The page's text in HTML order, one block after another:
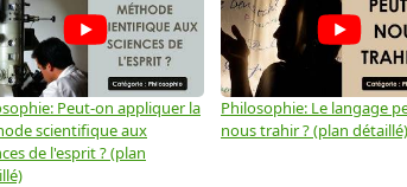
Peut-on appliquer la
scientifique aux
de l'esprit ? (plan
Philosophie: Le langage
nous trahir ? (plan détaillé)